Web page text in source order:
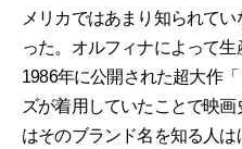
メリカではあまり知られて
った。オルフィナによって生
1986年に公開された超大作
ズが着用していたことで映
はそのブランド名を知る人は